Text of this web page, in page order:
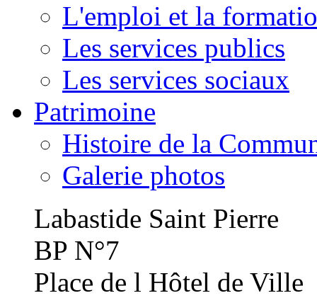
L'emploi et la
Les services publics
Les services sociaux
Patrimoine
Histoire de la
Galerie photos
Labastide Saint Pierre
BP N°7
Place de l Hôtel de Ville